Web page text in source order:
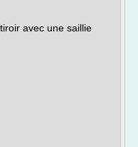
avec une saillie